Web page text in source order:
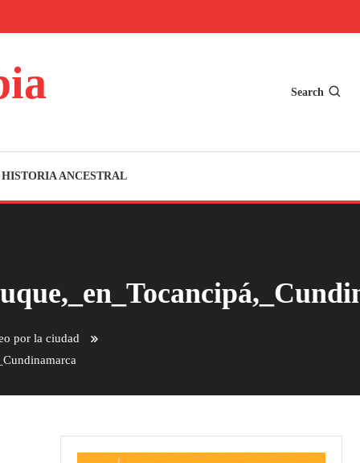
Search
HISTORIA ANCESTRAL
por la ciudad